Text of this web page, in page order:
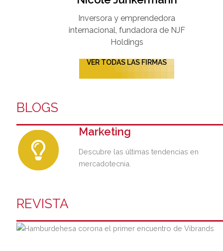
Inversora y emprendedora
internacional, fundadora de NJF
Holdings
VER TODAS LAS FIRMAS
BLOGS
Marketing
Descubre las últimas tendencias en
mercadotecnia.
REVISTA